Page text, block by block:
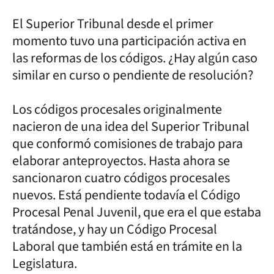
El Superior Tribunal desde el primer
momento tuvo una participación activa en
las reformas de los códigos. ¿Hay algún caso
similar en curso o pendiente de resolución?
Los códigos procesales originalmente
nacieron de una idea del Superior Tribunal
que conformó comisiones de trabajo para
elaborar anteproyectos. Hasta ahora se
sancionaron cuatro códigos procesales
nuevos. Está pendiente todavía el Código
Procesal Penal Juvenil, que era el que estaba
tratándose, y hay un Código Procesal
Laboral que también está en trámite en la
Legislatura.